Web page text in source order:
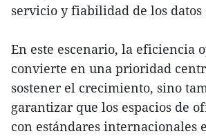
servicio y fiabilidad de los datos
En este escenario, la eficiencia
convierte en una prioridad
sostener el crecimiento, sino
garantizar que los espacios de
con estándares internacionales